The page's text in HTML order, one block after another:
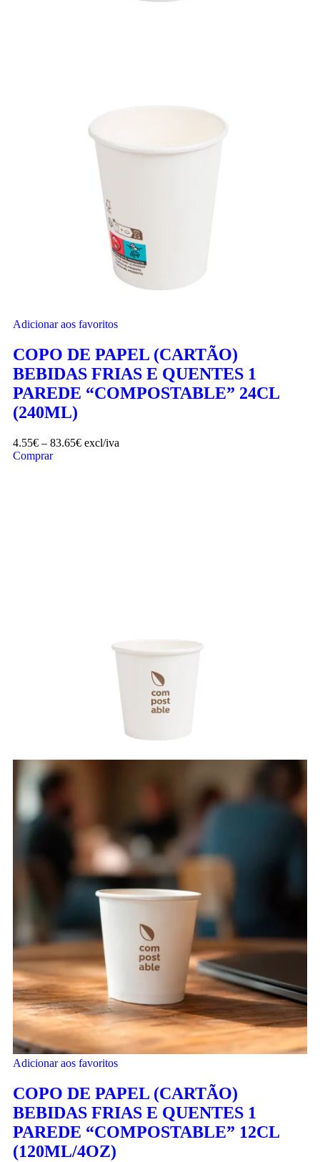
Adicionar aos favoritos
COPO DE PAPEL (CARTÃO)
BEBIDAS FRIAS E QUENTES 1
PAREDE “COMPOSTABLE” 24CL
(240ML)
4.55€ – 83.65€ excl/iva
Comprar
Adicionar aos favoritos
COPO DE PAPEL (CARTÃO)
BEBIDAS FRIAS E QUENTES 1
PAREDE “COMPOSTABLE” 12CL
(120ML/4OZ)